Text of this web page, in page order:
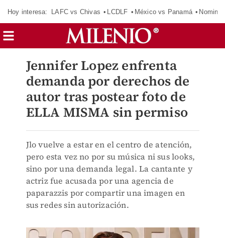
Hoy interesa: LAFC vs Chivas LCDLF México vs Panamá
Jennifer Lopez enfrenta
demanda por derechos de
autor tras postear foto de
ELLA MISMA sin permiso
Jlo vuelve a estar en el centro de atención,
pero esta vez no por su música ni sus looks,
sino por una demanda legal. La cantante y
actriz fue acusada por una agencia de
paparazzis por compartir una imagen en
sus redes sin autorización.